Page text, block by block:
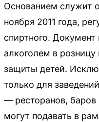
Основанием служит
ноября 2011 года,
спиртного. Документ
алкоголем в
защиты детей.
только для
— ресторанов, баров
могут подавать в